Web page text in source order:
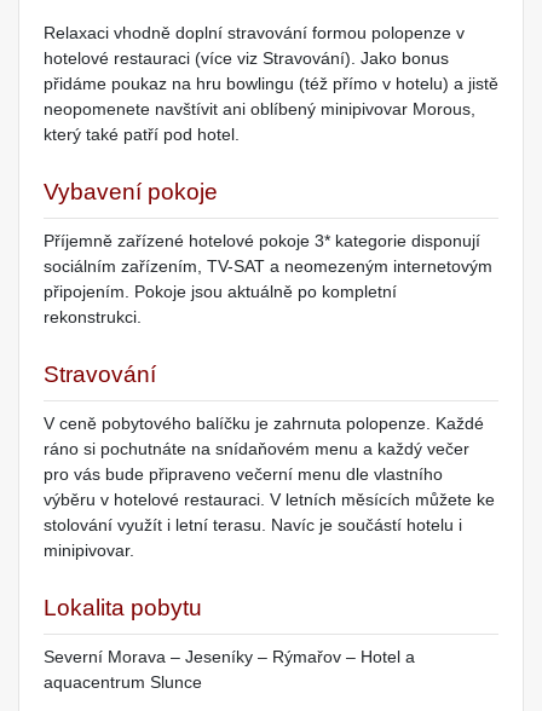
Relaxaci vhodně doplní stravování formou polopenze v
hotelové restauraci (více viz Stravování). Jako bonus
přidáme poukaz na hru bowlingu (též přímo v hotelu) a jistě
neopomenete navštívit ani oblíbený minipivovar Morous,
který také patří pod hotel.
Vybavení pokoje
Příjemně zařízené hotelové pokoje 3* kategorie disponují
sociálním zařízením, TV-SAT a neomezeným internetovým
připojením. Pokoje jsou aktuálně po kompletní
rekonstrukci.
Stravování
V ceně pobytového balíčku je zahrnuta polopenze. Každé
ráno si pochutnáte na snídaňovém menu a každý večer
pro vás bude připraveno večerní menu dle vlastního
výběru v hotelové restauraci. V letních měsících můžete ke
stolování využít i letní terasu. Navíc je součástí hotelu i
minipivovar.
Lokalita pobytu
Severní Morava – Jeseníky – Rýmařov – Hotel a
aquacentrum Slunce